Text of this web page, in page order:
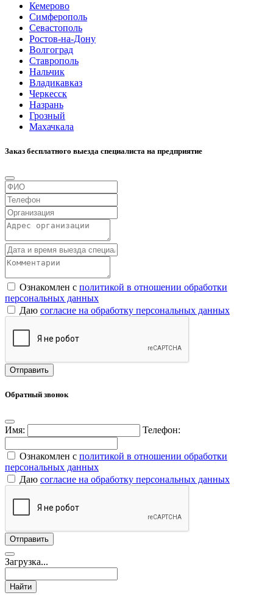
Кемерово
Симферополь
Севастополь
Ростов-на-Дону
Волгоград
Ставрополь
Нальчик
Владикавказ
Черкесск
Назрань
Грозный
Махачкала
Заказ бесплатного выезда специалиста на предприятие
Ознакомлен с политикой в отношении обработки
персональных данных
Даю согласие на обработку персональных данных
Обратный звонок
Имя: Телефон:
Ознакомлен с политикой в отношении обработки
персональных данных
Даю согласие на обработку персональных данных
Загрузка...
Найти